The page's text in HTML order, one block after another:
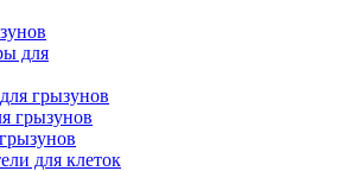
для
грызунов
грызунов
для клеток